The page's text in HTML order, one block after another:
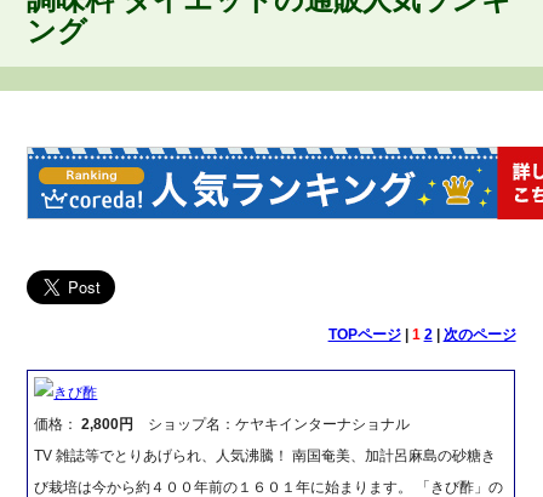
ング
TOPページ| 1 2| 次のページ
きび酢
価格：2,800円
ショップ名：ケヤキインターナショナル
TV 雑誌等でとりあげられ、人気沸騰！ 南国奄美、加計呂麻島の砂糖き
び栽培は今から約４００年前の１６０１年に始まります。 「きび酢」の